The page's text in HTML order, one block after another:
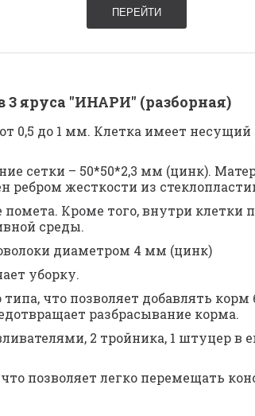
ПЕРЕЙТИ
3 яруса "ИНАРИ" (разборная)
0,5 до 1 мм. Клетка имеет
сетки – 50*50*2,3 мм (цинк).
жесткости из
Кроме того, внутри
среды.
диаметром 4 мм (цинк)
уборку.
что позволяет добавлять
разбрасывание корма.
2 тройника, 1 штуцер в
позволяет легко перемещать